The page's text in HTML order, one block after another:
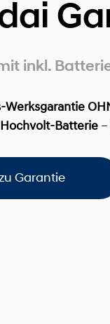
inkl.
Werksgarantie
Batterie
Garantie